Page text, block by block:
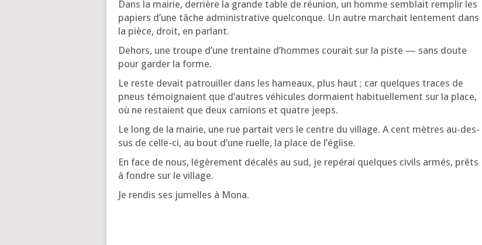
Dans la mai­rie, der­rière la grande table de réunion, un homme sem­blait rem­plir les
papiers d’une tâche admi­nis­tra­tive quel­conque. Un autre mar­chait len­te­ment dans
la pièce, droit, en parlant.
Dehors, une troupe d’une tren­taine d’hommes cou­rait sur la piste — sans doute
pour gar­der la forme.
Le reste devait patrouiller dans les hameaux, plus haut ; car quelques traces de
pneus témoi­gnaient que d’autres véhi­cules dor­maient habi­tuel­le­ment sur la place,
où ne res­taient que deux camions et quatre jeeps.
Le long de la mai­rie, une rue par­tait vers le centre du vil­lage. A cent mètres au-des­
sus de celle-ci, au bout d’une ruelle, la place de l’église.
En face de nous, légè­re­ment déca­lés au sud, je repé­rai quelques civils armés, prêts
à fondre sur le village.
Je ren­dis ses jumelles à Mona.